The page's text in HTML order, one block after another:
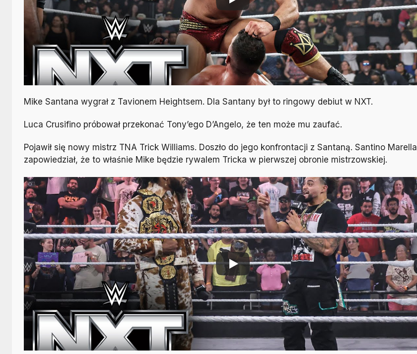
Mike Santana wygrał z Tavionem Heightsem. Dla Santany był to ringowy debiut w NXT.
Luca Crusifino próbował przekonać Tony’ego D’Angelo, że ten może mu zaufać.
Pojawił się nowy mistrz TNA Trick Williams. Doszło do jego konfrontacji z Santaną. Santino Marella
zapowiedział, że to właśnie Mike będzie rywalem Tricka w pierwszej obronie mistrzowskiej.